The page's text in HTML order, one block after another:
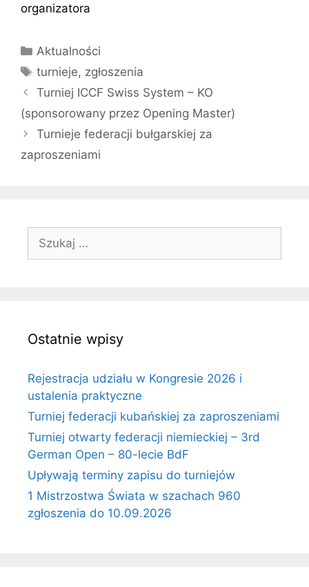
organizatora
Kategorie
Aktualności
Tagi
turnieje, zgłoszenia
Turniej ICCF Swiss System – KO
(sponsorowany przez Opening Master)
Turnieje federacji bułgarskiej za
zaproszeniami
Ostatnie wpisy
Rejestracja udziału w Kongresie 2026 i
ustalenia praktyczne
Turniej federacji kubańskiej za zaproszeniami
Turniej otwarty federacji niemieckiej – 3rd
German Open – 80-lecie BdF
Upływają terminy zapisu do turniejów
1 Mistrzostwa Świata w szachach 960
zgłoszenia do 10.09.2026